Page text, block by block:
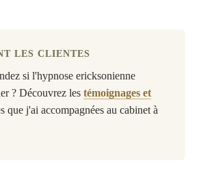
LES CLIENTES
si l'hypnose ericksonienne
? Découvrez les témoignages et
que j'ai accompagnées au cabinet à